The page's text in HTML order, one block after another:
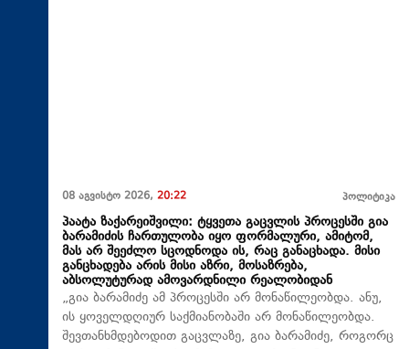
08 აგვისტო 2026, 20:22 პოლიტიკა
პაატა ზაქარეიშვილი: ტყვეთა გაცვლის პროცესში გია
ბარამიძის ჩართულობა იყო ფორმალური, ამიტომ,
მას არ შეეძლო სცოდნოდა ის, რაც განაცხადა. მისი
განცხადება არის მისი აზრი, მოსაზრება,
აბსოლუტურად ამოვარდნილი რეალობიდან
„გია ბარამიძე ამ პროცესში არ მონაწილეობდა. ანუ,
ის ყოველდღიურ საქმიანობაში არ მონაწილეობდა.
შევთანხმდებოდით გაცვლაზე, გია ბარამიძე, როგორც